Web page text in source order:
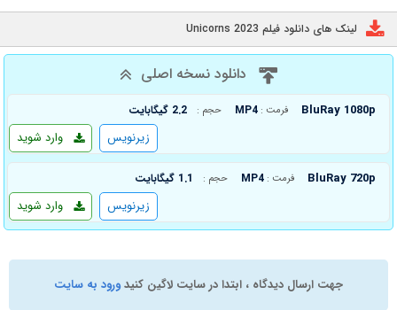
لینک های دانلود فیلم Unicorns 2023
دانلود نسخه اصلی
BluRay 1080p فرمت : MP4 حجم : 2.2 گیگابایت
وارد شوید زیرنویس
BluRay 720p فرمت : MP4 حجم : 1.1 گیگابایت
وارد شوید زیرنویس
جهت ارسال دیدگاه ، ابتدا در سایت لاگین کنیدورود به سایت